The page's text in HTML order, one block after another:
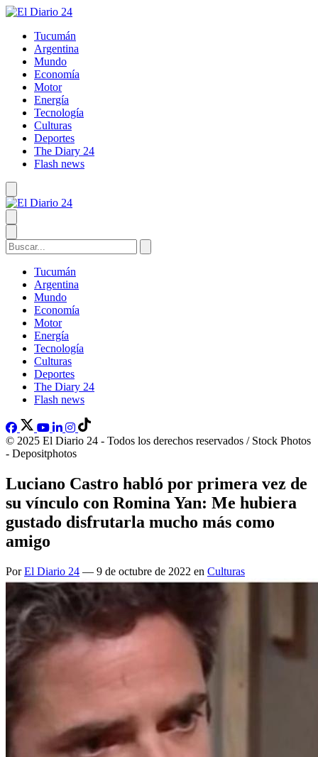
Tucumán
Argentina
Mundo
Economía
Motor
Energía
Tecnología
Culturas
Deportes
The Diary 24
Flash news
Tucumán
Argentina
Mundo
Economía
Motor
Energía
Tecnología
Culturas
Deportes
The Diary 24
Flash news
© 2025 El Diario 24 - Todos los derechos reservados / Stock Photos
- Depositphotos
Luciano Castro habló por primera vez de
su vínculo con Romina Yan: Me hubiera
gustado disfrutarla mucho más como
amigo
PorEl Diario 24 — 9 de octubre de 2022 en Culturas